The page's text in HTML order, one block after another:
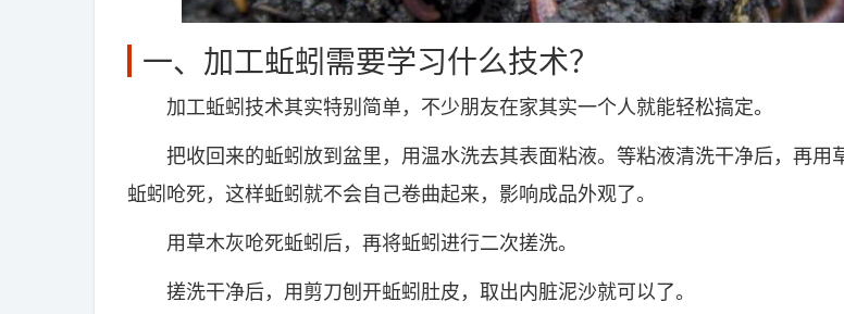
一、加工蚯蚓需要学习什么技术？
加工蚯蚓技术其实特别简单，不少朋友在家其实一个人就能轻松搞定。
把收回来的蚯蚓放到盆里，用温水洗去其表面粘液。等粘液清洗干净后，再用
蚯蚓呛死，这样蚯蚓就不会自己卷曲起来，影响成品外观了。
用草木灰呛死蚯蚓后，再将蚯蚓进行二次搓洗。
搓洗干净后，用剪刀刨开蚯蚓肚皮，取出内脏泥沙就可以了。